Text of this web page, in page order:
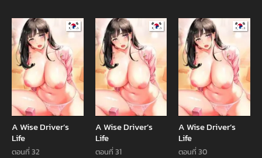
Manhwa
A Wise Driver’s
Life
ตอนที่ 32
Manhwa
A Wise Driver’s
Life
ตอนที่ 31
A Wise Driver’s
Life
ตอนที่ 30